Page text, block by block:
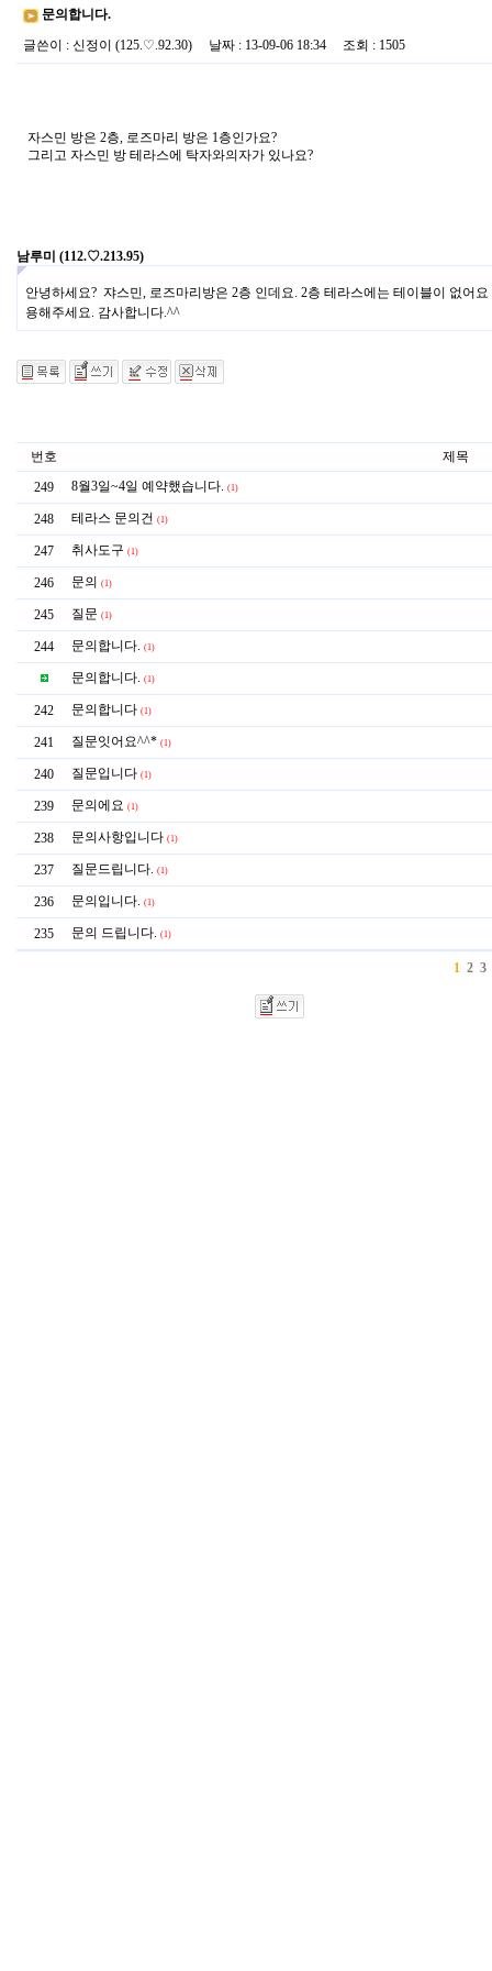
문의합니다.
글쓴이
: 신정이 (125.♡.92.30) 날짜 : 13-09-06 18:34 조회 : 1505
자스민 방은 2층, 로즈마리 방은 1층인가요?
그리고 자스민 방 테라스에 탁자와의자가 있나요?
남루미 (112.♡.213.95)
안녕하세요? 쟈스민, 로즈마리방은 2층 인데요. 2층 테라스에는 테이블이 없어
용해주세요. 감사합니다.^^
번호
제목
249
8월3일~4일 예약했습니다. (1)
248 테라스 문의건 (1)
247 취사도구 (1)
246 문의 (1)
245 질문 (1)
244 문의합니다. (1)
문의합니다. (1)
242 문의합니다 (1)
241 질문잇어요^^* (1)
240 질문입니다 (1)
239 문의에요 (1)
238 문의사항입니다 (1)
237 질문드립니다. (1)
236 문의입니다. (1)
235 문의 드립니다. (1)
1 2 3